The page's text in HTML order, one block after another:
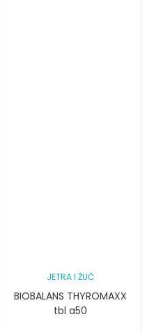
JETRA I ŽUČ
BIOBALANS THYROMAXX
tbl a50